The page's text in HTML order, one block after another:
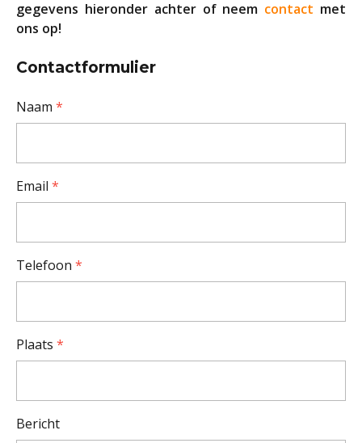
gegevens hieronder achter of neem contact met
ons op!
Contactformulier
Naam *
Email *
Telefoon *
Plaats *
Bericht